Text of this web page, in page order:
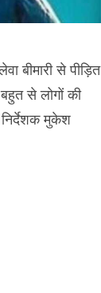
बीमारी से पीड़ित
से लोगों की
मुकेश